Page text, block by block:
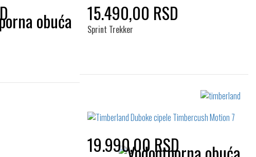
15.490,00 RSD
Sprint Trekker
19.990,00 RSD